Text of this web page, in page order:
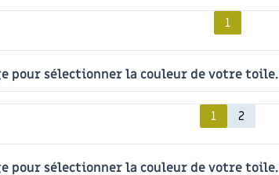
1
pour sélectionner la couleur de votre toile.
1 2
pour sélectionner la couleur de votre toile.